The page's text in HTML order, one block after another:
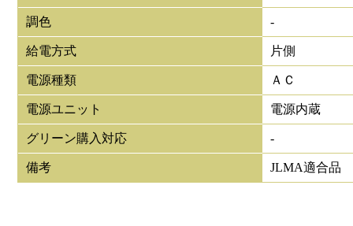
調色 -
給電方式 片側
電源種類 ＡＣ
電源ユニット 電源内蔵
グリーン購入対応 -
備考 JLMA適合品